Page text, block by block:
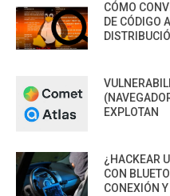
CÓMO
DE CÓDIGO
EXPLOTAN
¿HACKEAR
CON
CONEXIÓN